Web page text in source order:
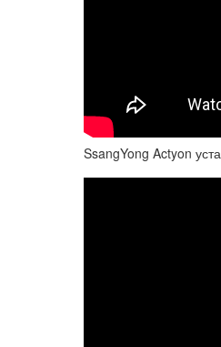
SsangYong Actyon